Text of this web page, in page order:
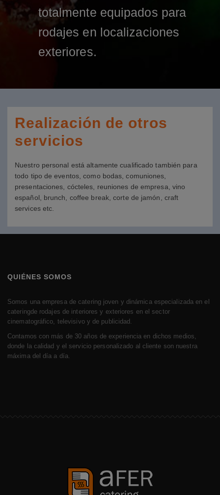
totalmente equipados para
rodajes en localizaciones
exteriores.
Realización de otros
servicios
Nuestro personal está altamente cualificado también para
todo tipo de eventos, como bodas, comuniones,
presentaciones, cócteles, reuniones de empresa, vino
español, brunch, coffee break, corte de jamón, craft
services etc.
QUIÉNES SOMOS
Somos una empresa de catering joven y dinámica especializada en el
cateringde rodajes de interiores y exteriores en el sector
cinematográfico, televisivo y de publicidad.
Contamos con más de 30 años de experiencia en dichos medios,
donde la calidad y el servicio personalizado al cliente son nuestra
máxima del día a día.